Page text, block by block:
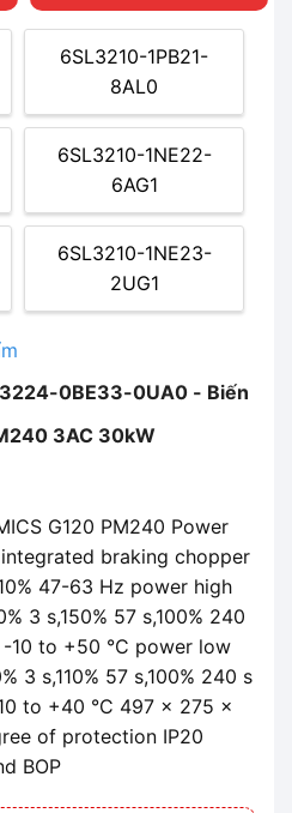
6SL3210-1PB21-
8AL0
6SL3210-1NE22-
6AG1
6SL3210-1NE23-
2UG1
0BE33-0UA0 - Biến
3AC 30kW
G120 PM240 Power
braking chopper
47-63 Hz power high
3 s,150% 57 s,100% 240
10 to +50 °C power low
3 s,110% 57 s,100% 240 s
to +40 °C 497 x 275 x
of protection IP20
BOP